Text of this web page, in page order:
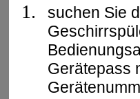
suchen Sie
Gerätepass